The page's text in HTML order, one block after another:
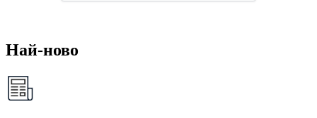
Най-ново